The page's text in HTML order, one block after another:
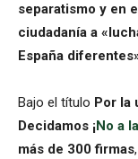
separatismo y en
ciudadanía a
España
Bajo el título Por la
Decidamos ¡No a
más de 300 firmas